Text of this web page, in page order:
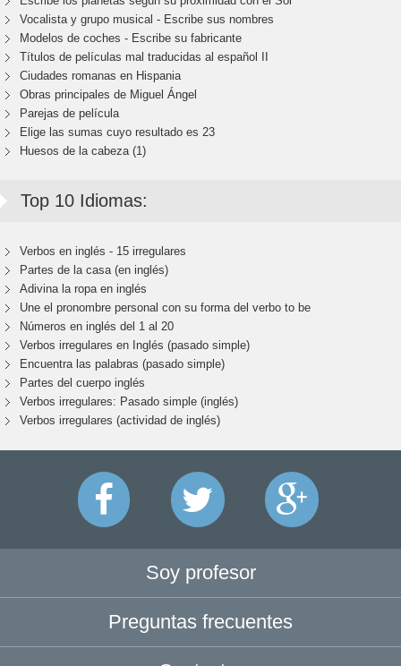
Vocalista y grupo musical - Escribe sus nombres
Modelos de coches - Escribe su fabricante
Títulos de películas mal traducidas al español II
Ciudades romanas en Hispania
Obras principales de Miguel Ángel
Parejas de película
Elige las sumas cuyo resultado es 23
Huesos de la cabeza (1)
Top 10 Idiomas:
Verbos en inglés - 15 irregulares
Partes de la casa (en inglés)
Adivina la ropa en inglés
Une el pronombre personal con su forma del verbo to be
Números en inglés del 1 al 20
Verbos irregulares en Inglés (pasado simple)
Encuentra las palabras (pasado simple)
Partes del cuerpo inglés
Verbos irregulares: Pasado simple (inglés)
Verbos irregulares (actividad de inglés)
Soy profesor
Preguntas frecuentes